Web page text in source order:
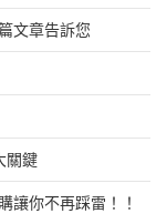
文章告訴您
關鍵
讓你不再踩雷！！